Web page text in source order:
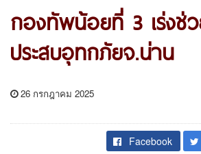
กองทัพน้อยที่ 3 เร่งช่
ประสบอุทกภัยจ.น่าน
26 กรกฎาคม 2025
Facebook